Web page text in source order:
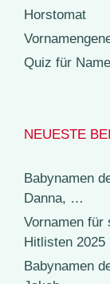
Horstomat
Quiz für
NEUESTE
Babynamen
Danna, …
Vornamen für
Hitlisten 2025
Babynamen